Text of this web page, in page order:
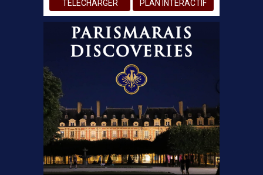
TÉLÉCHARGER PLAN INTERACTIF